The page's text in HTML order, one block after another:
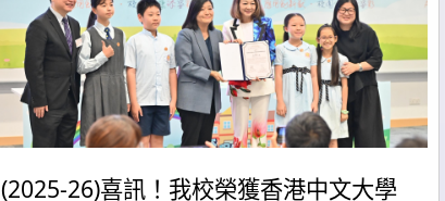
(2025-26)喜訊！我校榮獲香港中文大學